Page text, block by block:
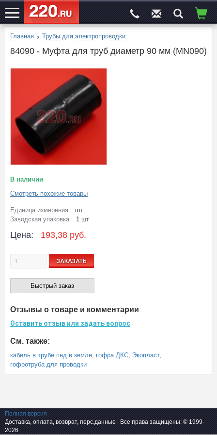
ЭЛЕКТРОСАЙТ№1
Главная Трубы для электропроводки
84090 - Муфта для труб диаметр 90 мм (MN090)
В наличии
Смотреть похожие товары
Единица измерения:
шт
Заводская упаковка:
1 шт
Цена: 193,38 руб.
ЗАКАЗАТЬ
Быстрый заказ
Отзывы о товаре и комментарии
Оставить отзыв или задать вопрос
См. также:
кабель в трубе пнд в земле, гофра ДКС, Экопласт,
гофротруба для проводки
Полная версия
Доставка, оплата, возврат, перс.данные | Все права защищены: © 1999-
2026